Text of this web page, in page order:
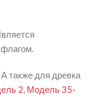
также для древка
2 Модель 35-